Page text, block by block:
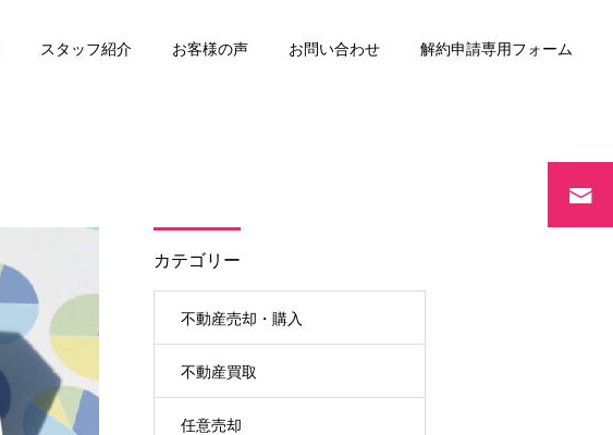
スタッフ紹介 お客様の声 お問い合わせ 解約申請専用フォーム
カテゴリー
不動産売却・購入
不動産買取
任意売却